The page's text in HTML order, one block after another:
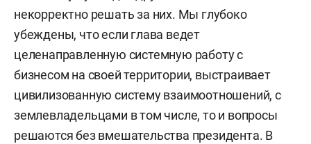
некорректно решать за них. Мы глубоко
убеждены, что если глава ведет
целенаправленную системную работу с
бизнесом на своей территории, выстраивает
цивилизованную систему взаимоотношений, с
землевладельцами в том числе, то и вопросы
решаются без вмешательства президента. В